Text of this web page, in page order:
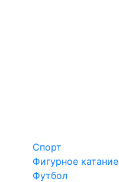
Спорт
Фигурное катание
Футбол